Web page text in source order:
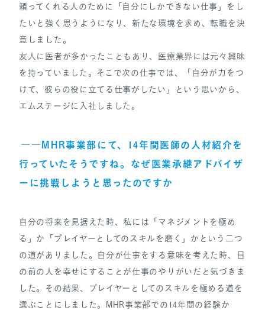
頼ってくれる人のために「自分にしかできない仕事」をし
たいと強く思うようになり、新たな環境を求め、転職を決
意しました。
友人に医者が多かったこともあり、医療業界には元々興味
を持っていました。そこで次の仕事では、「自分が力をつ
けて、彼らの役に立てる仕事がしたい」という思いから、
エムステージに入社しました。
――MHR事業部にて、14年間医師の人材紹介を
行っていたそうですね。なぜ医業承継アドバイザ
ーに挑戦しようと思ったのですか
自分の将来を見据えた時、私には「マネジメントを極め
る」か「プレイヤーとしてのスキルを磨く」かという二つ
の道がありました。自分が仕事をする意味を考えた時、目
の前の人を幸せにすることが仕事のやりがいだと気づきま
した。その結果、プレイヤーとしてのスキルを極める道を
選ぶことにしました。MHR事業部での14年間の経験か